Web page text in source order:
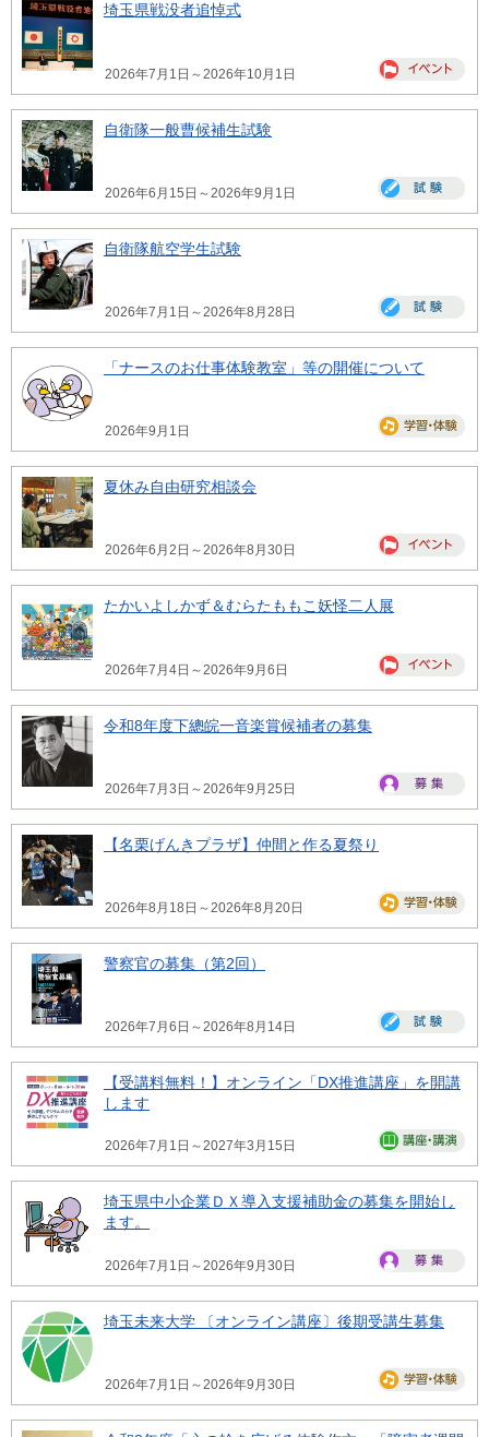
埼玉県戦没者追悼式
2026年7月1日～2026年10月1日
自衛隊一般曹候補生試験
2026年6月15日～2026年9月1日
自衛隊航空学生試験
2026年7月1日～2026年8月28日
「ナースのお仕事体験教室」等の開催について
2026年9月1日
夏休み自由研究相談会
2026年6月2日～2026年8月30日
たかいよしかず＆むらたももこ妖怪二人展
2026年7月4日～2026年9月6日
令和8年度下總皖一音楽賞候補者の募集
2026年7月3日～2026年9月25日
【名栗げんきプラザ】仲間と作る夏祭り
2026年8月18日～2026年8月20日
警察官の募集（第2回）
2026年7月6日～2026年8月14日
【受講料無料！】オンライン「DX推進講座」を開講
します
2026年7月1日～2027年3月15日
埼玉県中小企業ＤＸ導入支援補助金の募集を開始し
ます。
2026年7月1日～2026年9月30日
埼玉未来大学 〔オンライン講座〕後期受講生募集
2026年7月1日～2026年9月30日